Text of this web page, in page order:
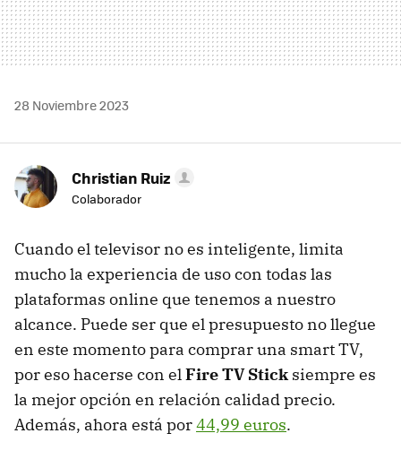
28 Noviembre 2023
Christian Ruiz
Colaborador
Cuando el televisor no es inteligente, limita
mucho la experiencia de uso con todas las
plataformas online que tenemos a nuestro
alcance. Puede ser que el presupuesto no llegue
en este momento para comprar una smart TV,
por eso hacerse con elFire TV Sticksiempre es
la mejor opción en relación calidad precio.
Además, ahora está por44,99 euros.